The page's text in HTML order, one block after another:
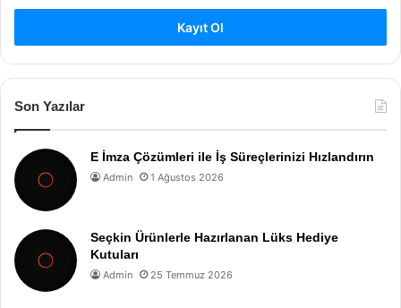
Kayıt Ol
Son Yazılar
E İmza Çözümleri ile İş Süreçlerinizi Hızlandırın
Admin 1 Ağustos 2026
Seçkin Ürünlerle Hazırlanan Lüks Hediye
Kutuları
Admin 25 Temmuz 2026